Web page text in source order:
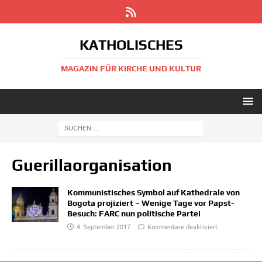
KATHOLISCHES
MAGAZIN FÜR KIRCHE UND KULTUR
Guerillaorganisation
Kommunistisches Symbol auf Kathedrale von
Bogota projiziert – Wenige Tage vor Papst-
Besuch: FARC nun politische Partei
4. September 2017
Kommentare deaktiviert